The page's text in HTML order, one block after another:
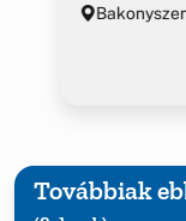
Továbbiak